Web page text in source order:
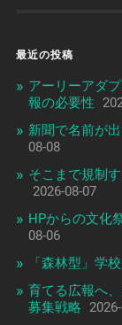
最近の投稿
アーリーアダ
報の必要性
新聞で名前が
08-08
そこまで規制
2026-08-07
HPからの文化
08-06
「森林型」学
育てる広報へ
募集戦略